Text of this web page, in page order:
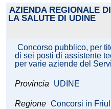
AZIENDA REGIONALE
LA SALUTE DI UDINE
Concorso pubblico, per
di sei posti di assistente
per varie aziende del
Provincia UDINE
Regione Concorsi in